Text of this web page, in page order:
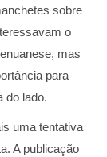
sobre
o
mas
para
do lado.
uma tentativa
A publicação